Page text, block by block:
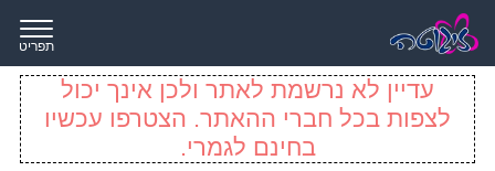
תפריט
עדיין לא נרשמת לאתר ולכן אינך יכול
לצפות בכל חברי ההאתר. הצטרפו עכשיו
בחינם לגמרי.